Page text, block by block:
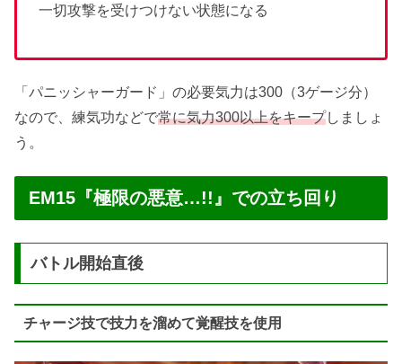
一切攻撃を受けつけない状態になる
「パニッシャーガード」の必要気力は300（3ゲージ分）
なので、練気功などで常に気力300以上をキープしましょ
う。
EM15『極限の悪意…!!』での立ち回り
バトル開始直後
チャージ技で技力を溜めて覚醒技を使用